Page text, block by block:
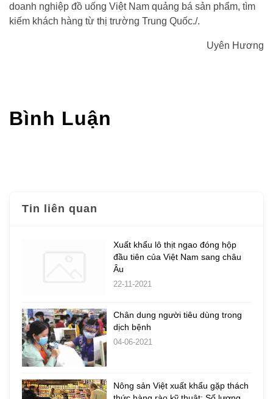
doanh nghiệp đồ uống Việt Nam quảng bá sản phẩm, tìm
kiếm khách hàng từ thị trường Trung Quốc./.
Uyên Hương
Bình Luận
Tin liên quan
Xuất khẩu lô thịt ngao đóng hộp
đầu tiên của Việt Nam sang châu
Âu
22-11-2021
Chân dung người tiêu dùng trong
dịch bệnh
04-06-2021
Nông sản Việt xuất khẩu gặp thách